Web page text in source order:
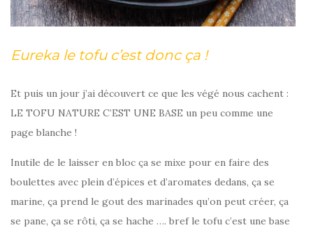
Eureka le tofu c’est donc ça !
Et puis un jour j’ai découvert ce que les végé nous cachent :
LE TOFU NATURE C’EST UNE BASE un peu comme une
page blanche !
Inutile de le laisser en bloc ça se mixe pour en faire des
boulettes avec plein d’épices et d’aromates dedans, ça se
marine, ça prend le gout des marinades qu’on peut créer, ça
se pane, ça se rôti, ça se hache …. bref le tofu c’est une base